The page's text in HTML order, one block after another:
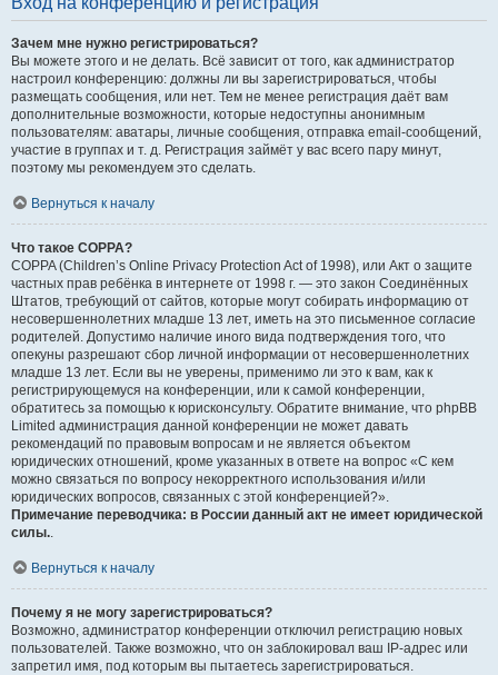
Зачем мне нужно регистрироваться?
Вы можете этого и не делать. Всё зависит от того, как администратор
настроил конференцию: должны ли вы зарегистрироваться, чтобы
размещать сообщения, или нет. Тем не менее регистрация даёт вам
дополнительные возможности, которые недоступны анонимным
пользователям: аватары, личные сообщения, отправка email-сообщений,
участие в группах и т. д. Регистрация займёт у вас всего пару минут,
поэтому мы рекомендуем это сделать.
Вернуться к началу
Что такое COPPA?
COPPA (Children’s Online Privacy Protection Act of 1998), или Акт о защите
частных прав ребёнка в интернете от 1998 г. — это закон Соединённых
Штатов, требующий от сайтов, которые могут собирать информацию от
несовершеннолетних младше 13 лет, иметь на это письменное согласие
родителей. Допустимо наличие иного вида подтверждения того, что
опекуны разрешают сбор личной информации от несовершеннолетних
младше 13 лет. Если вы не уверены, применимо ли это к вам, как к
регистрирующемуся на конференции, или к самой конференции,
обратитесь за помощью к юрисконсульту. Обратите внимание, что phpBB
Limited администрация данной конференции не может давать
рекомендаций по правовым вопросам и не является объектом
юридических отношений, кроме указанных в ответе на вопрос «С кем
можно связаться по вопросу некорректного использования и/или
юридических вопросов, связанных с этой конференцией?».
Примечание переводчика: в России данный акт не имеет юридической
силы..
Вернуться к началу
Почему я не могу зарегистрироваться?
Возможно, администратор конференции отключил регистрацию новых
пользователей. Также возможно, что он заблокировал ваш IP-адрес или
запретил имя, под которым вы пытаетесь зарегистрироваться.